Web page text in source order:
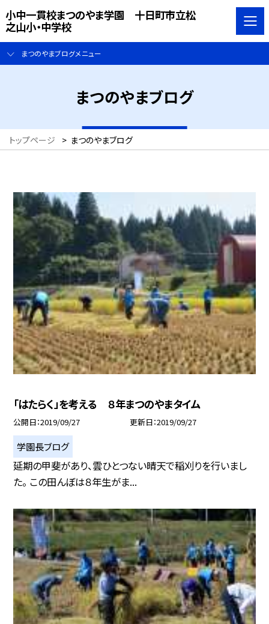
小中一貫校まつのやま学園 十日町市立松
之山小・中学校
まつのやまブログメニュー
まつのやまブログ
トップページ > まつのやまブログ
「はたらく」を考える ８年まつのやまタイム
公開日 2019/09/27 更新日 2019/09/27
学園長ブログ
延期の甲斐があり、雲ひとつない晴天で稲刈りを行いまし
た。 この田んぼは８年生がま...